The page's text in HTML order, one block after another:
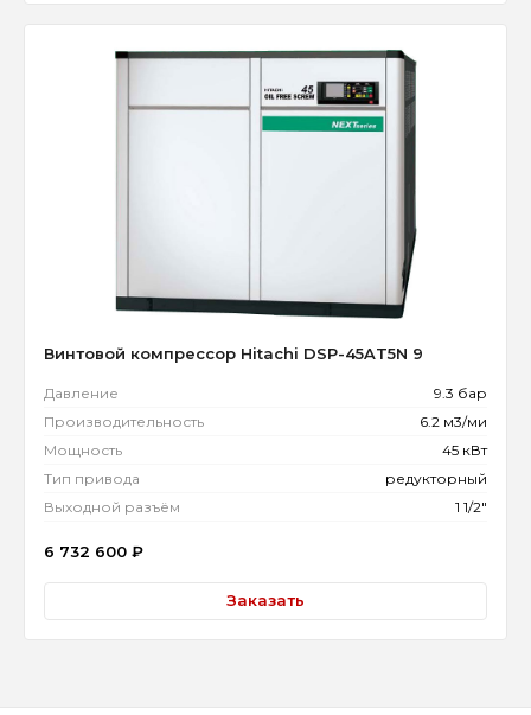
Винтовой компрессор Hitachi DSP-45AT5N 9
Давление
9.3 бар
Производительность
6.2 м3/ми
Мощность
45 кВт
Тип привода
редукторный
Выходной разъём
1 1/2"
6 732 600 ₽
Заказать